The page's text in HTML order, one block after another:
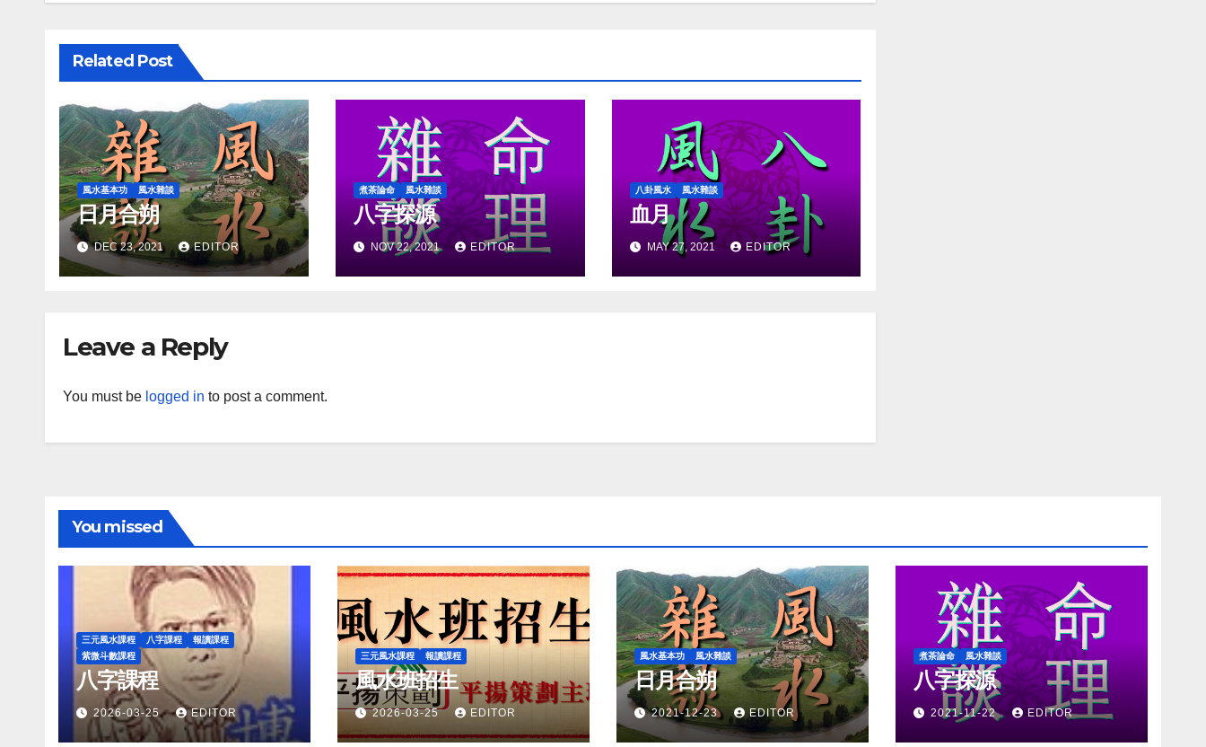
Related Post
風水基本功 風水雜談
日月合朔
DEC 23, 2021 EDITOR
煮茶論命 風水雜談
八字探源
NOV 22, 2021 EDITOR
八卦風水 風水雜談
血月
MAY 27, 2021 EDITOR
Leave a Reply
You must be logged in to post a comment.
You missed
三元風水課程 八字課程
報讀課程
紫微斗數課程
八字課程
2026-03-25 EDITOR
三元風水課程 報讀課程
風水班招生
2026-03-25 EDITOR
風水基本功 風水雜談
日月合朔
2021-12-23 EDITOR
煮茶論命 風水雜談
八字探源
2021-11-22 EDITOR